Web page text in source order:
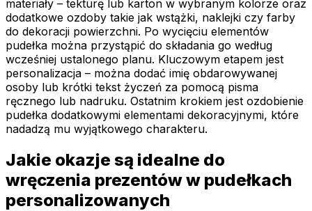
materiały – tekturę lub karton w wybranym kolorze oraz
dodatkowe ozdoby takie jak wstążki, naklejki czy farby
do dekoracji powierzchni. Po wycięciu elementów
pudełka można przystąpić do składania go według
wcześniej ustalonego planu. Kluczowym etapem jest
personalizacja – można dodać imię obdarowywanej
osoby lub krótki tekst życzeń za pomocą pisma
ręcznego lub nadruku. Ostatnim krokiem jest ozdobienie
pudełka dodatkowymi elementami dekoracyjnymi, które
nadadzą mu wyjątkowego charakteru.
Jakie okazje są idealne do
wręczenia prezentów w pudełkach
personalizowanych